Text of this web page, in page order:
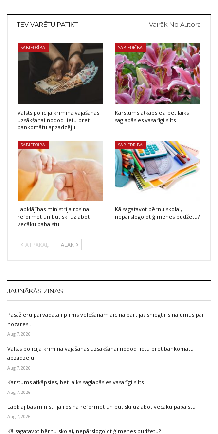
TEV VARĒTU PATIKT Vairāk No Autora
SABIEDRĪBA
Valsts policija kriminālvajāšanas
uzsākšanai nodod lietu pret
bankomātu apzadzēju
SABIEDRĪBA
Karstums atkāpsies, bet laiks
saglabāsies vasarīgi silts
SABIEDRĪBA
Labklājības ministrija rosina
reformēt un būtiski uzlabot
vecāku pabalstu
SABIEDRĪBA
Kā sagatavot bērnu skolai,
nepārslogojot ģimenes budžetu?
ATPAKAĻ TĀLĀK
JAUNĀKĀS ZIŅAS
Pasažieru pārvadātāji pirms vēlēšanām aicina partijas sniegt risinājumus par
nozares…
Aug 7, 2026
Valsts policija kriminālvajāšanas uzsākšanai nodod lietu pret bankomātu
apzadzēju
Aug 7, 2026
Karstums atkāpsies, bet laiks saglabāsies vasarīgi silts
Aug 7, 2026
Labklājības ministrija rosina reformēt un būtiski uzlabot vecāku pabalstu
Aug 7, 2026
Kā sagatavot bērnu skolai, nepārslogojot ģimenes budžetu?